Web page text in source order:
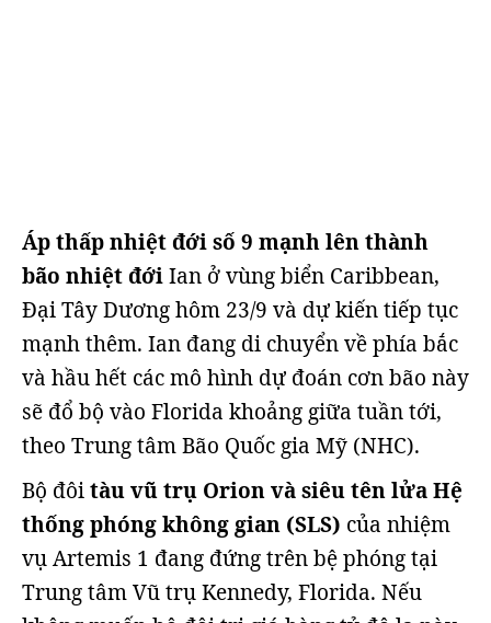
Áp thấp nhiệt đới số 9 mạnh lên thành
bão nhiệt đớiIan ở vùng biển Caribbean,
Đại Tây Dương hôm 23/9 và dự kiến tiếp tục
mạnh thêm. Ian đang di chuyển về phía bắc
và hầu hết các mô hình dự đoán cơn bão này
sẽ đổ bộ vào Florida khoảng giữa tuần tới,
theo Trung tâm Bão Quốc gia Mỹ (NHC).
Bộ đôitàu vũ trụ Orion và siêu tên lửa Hệ
thống phóng không gian (SLS) của nhiệm
vụ Artemis 1 đang đứng trên bệ phóng tại
Trung tâm Vũ trụ Kennedy, Florida. Nếu